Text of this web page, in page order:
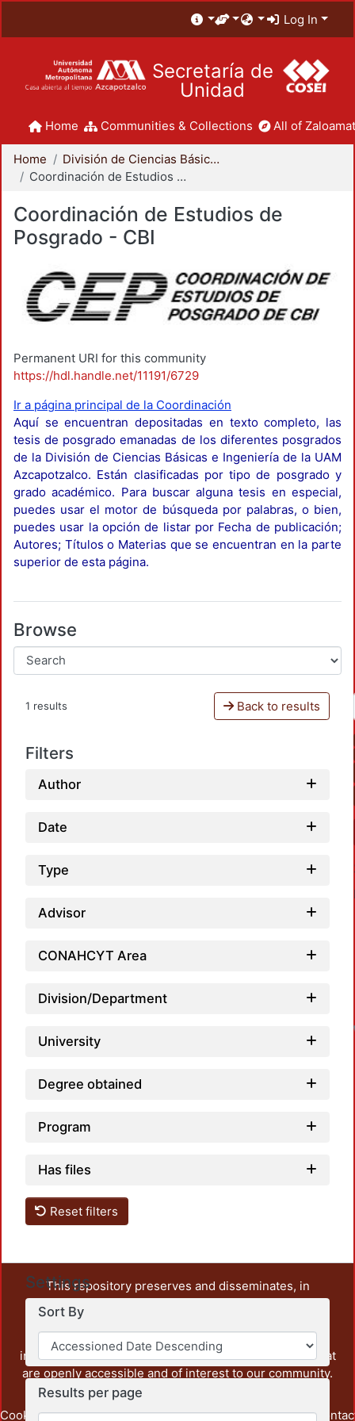
Log In
Secretaría de
Unidad
Home Communities & Collections All of
Home
División de Ciencias Básicas e Ingeniería
Coordinación de Estudios de Posgrado - CBI
Coordinación de Estudios de
Posgrado - CBI
Permanent URI for this community
https://hdl.handle.net/11191/6729
Ir a página principal de la Coordinación
Aquí se encuentran depositadas en texto completo, las
tesis de posgrado emanadas de los diferentes posgrados
de la División de Ciencias Básicas e Ingeniería de la UAM
Azcapotzalco. Están clasificadas por tipo de posgrado y
grado académico. Para buscar alguna tesis en especial,
puedes usar el motor de búsqueda por palabras, o bien,
puedes usar la opción de listar por Fecha de publicación;
Autores; Títulos o Materias que se encuentran en la parte
superior de esta página.
Browse
1 results Back to results
Filters
Author
Date
Type
Advisor
CONAHCYT Area
Division/Department
University
Degree obtained
Program
Has files
Reset filters
Settings
Sort By
Results per page
This repository preserves and disseminates, in
unrestricted open access, the teaching and research
output of UAM Azcapotzalco. It also includes some
administrative and graphic documents from the
institution, as well as content from other institutions that
are openly accessible and of interest to our community.
Cookie Privacy End User Send